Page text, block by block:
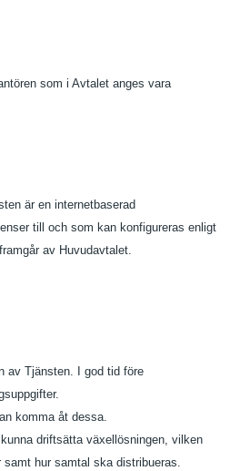
som i Avtalet anges vara
är en internetbaserad
till och som kan konfigureras enligt
av Huvudavtalet.
av Tjänsten. I god tid före
komma åt dessa.
driftsätta växellösningen, vilken
hur samtal ska distribueras.